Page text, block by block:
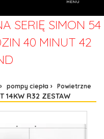
MENU
SERIĘ SIMON 54
40 MINUT 42
pompy ciepła
Powietrzne
14KW R32 ZESTAW